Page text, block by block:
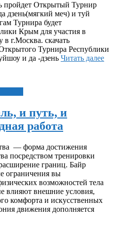
пройдет Открытый Турнир
дзень(мягкий меч) и туй
Турнира будет
Крым для участия в
г.Москва. скачать
Турнира Республики
и да -дзень Читать далее
и путь, и
работа
— форма достижения
посредством тренировки
границ. Байр
ограничения вы
возможностей тела
влияют внешние условия,
комфорта и искусственных
движения дополняется